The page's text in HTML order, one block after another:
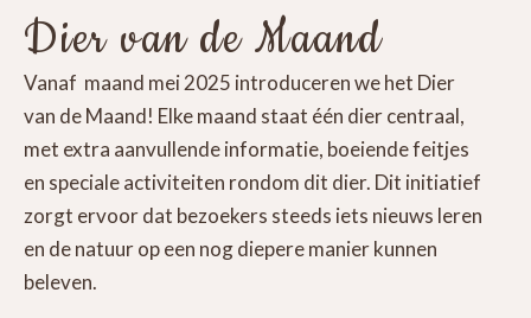
Dier van de Maand
Vanaf maand mei 2025 introduceren we het Dier
van de Maand! Elke maand staat één dier centraal,
met extra aanvullende informatie, boeiende feitjes
en speciale activiteiten rondom dit dier. Dit initiatief
zorgt ervoor dat bezoekers steeds iets nieuws leren
en de natuur op een nog diepere manier kunnen
beleven.